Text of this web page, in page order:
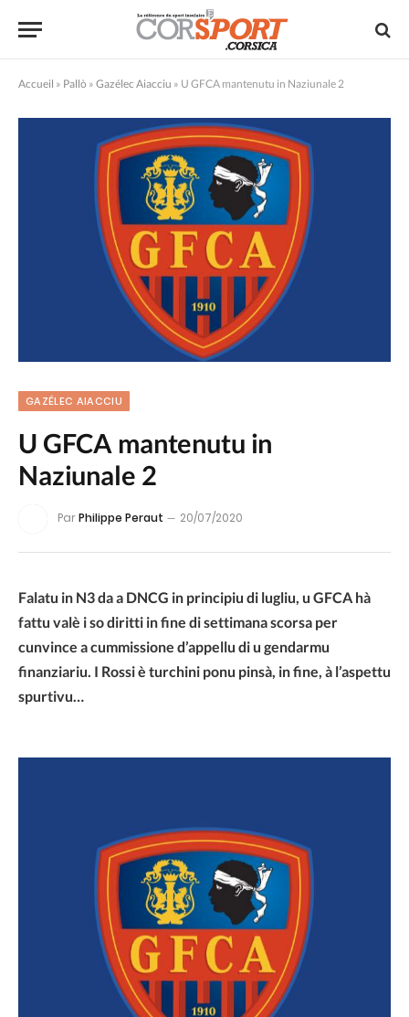
Accueil » Pallò » Gazélec Aiacciu » U GFCA mantenutu in Naziunale 2
GAZÉLEC AIACCIU
U GFCA mantenutu in
Naziunale 2
ParPhilippe Peraut 20/07/2020
Falatu in N3 da a DNCG in principiu di lugliu, u GFCA hà
fattu valè i so diritti in fine di settimana scorsa per
cunvince a cummissione d’appellu di u gendarmu
finanziariu. I Rossi è turchini ponu pinsà, in fine, à l’aspettu
spurtivu…